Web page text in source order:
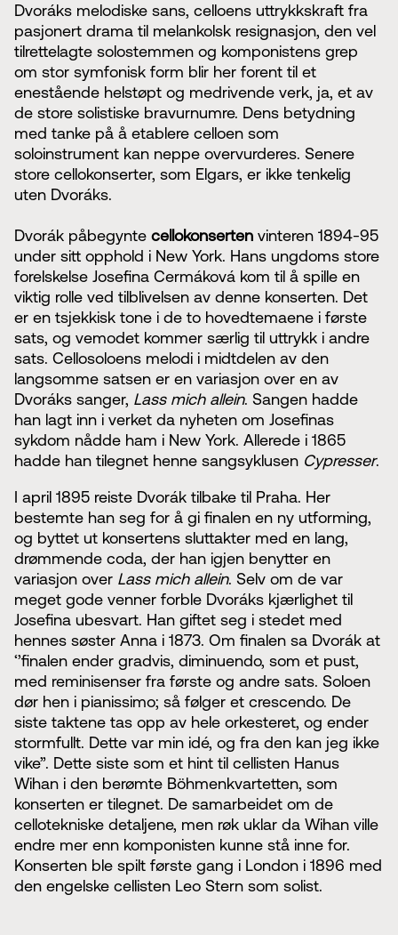
Dvoráks melodiske sans, celloens uttrykkskraft fra
pasjonert drama til melankolsk resignasjon, den vel
tilrettelagte solostemmen og komponistens grep
om stor symfonisk form blir her forent til et
enestående helstøpt og medrivende verk, ja, et av
de store solistiske bravurnumre. Dens betydning
med tanke på å etablere celloen som
soloinstrument kan neppe overvurderes. Senere
store cellokonserter, som Elgars, er ikke tenkelig
uten Dvoráks.
Dvorák påbegynte cellokonserten vinteren 1894-95
under sitt opphold i New York. Hans ungdoms store
forelskelse Josefina Cermáková kom til å spille en
viktig rolle ved tilblivelsen av denne konserten. Det
er en tsjekkisk tone i de to hovedtemaene i første
sats, og vemodet kommer særlig til uttrykk i andre
sats. Cellosoloens melodi i midtdelen av den
langsomme satsen er en variasjon over en av
Dvoráks sanger, Lass mich allein. Sangen hadde
han lagt inn i verket da nyheten om Josefinas
sykdom nådde ham i New York. Allerede i 1865
hadde han tilegnet henne sangsyklusen Cypresser.
I april 1895 reiste Dvorák tilbake til Praha. Her
bestemte han seg for å gi finalen en ny utforming,
og byttet ut konsertens sluttakter med en lang,
drømmende coda, der han igjen benytter en
variasjon over Lass mich allein. Selv om de var
meget gode venner forble Dvoráks kjærlighet til
Josefina ubesvart. Han giftet seg i stedet med
hennes søster Anna i 1873. Om finalen sa Dvorák at
‘’finalen ender gradvis, diminuendo, som et pust,
med reminisenser fra første og andre sats. Soloen
dør hen i pianissimo; så følger et crescendo. De
siste taktene tas opp av hele orkesteret, og ender
stormfullt. Dette var min idé, og fra den kan jeg ikke
vike”. Dette siste som et hint til cellisten Hanus
Wihan i den berømte Böhmenkvartetten, som
konserten er tilegnet. De samarbeidet om de
cellotekniske detaljene, men røk uklar da Wihan ville
endre mer enn komponisten kunne stå inne for.
Konserten ble spilt første gang i London i 1896 med
den engelske cellisten Leo Stern som solist.